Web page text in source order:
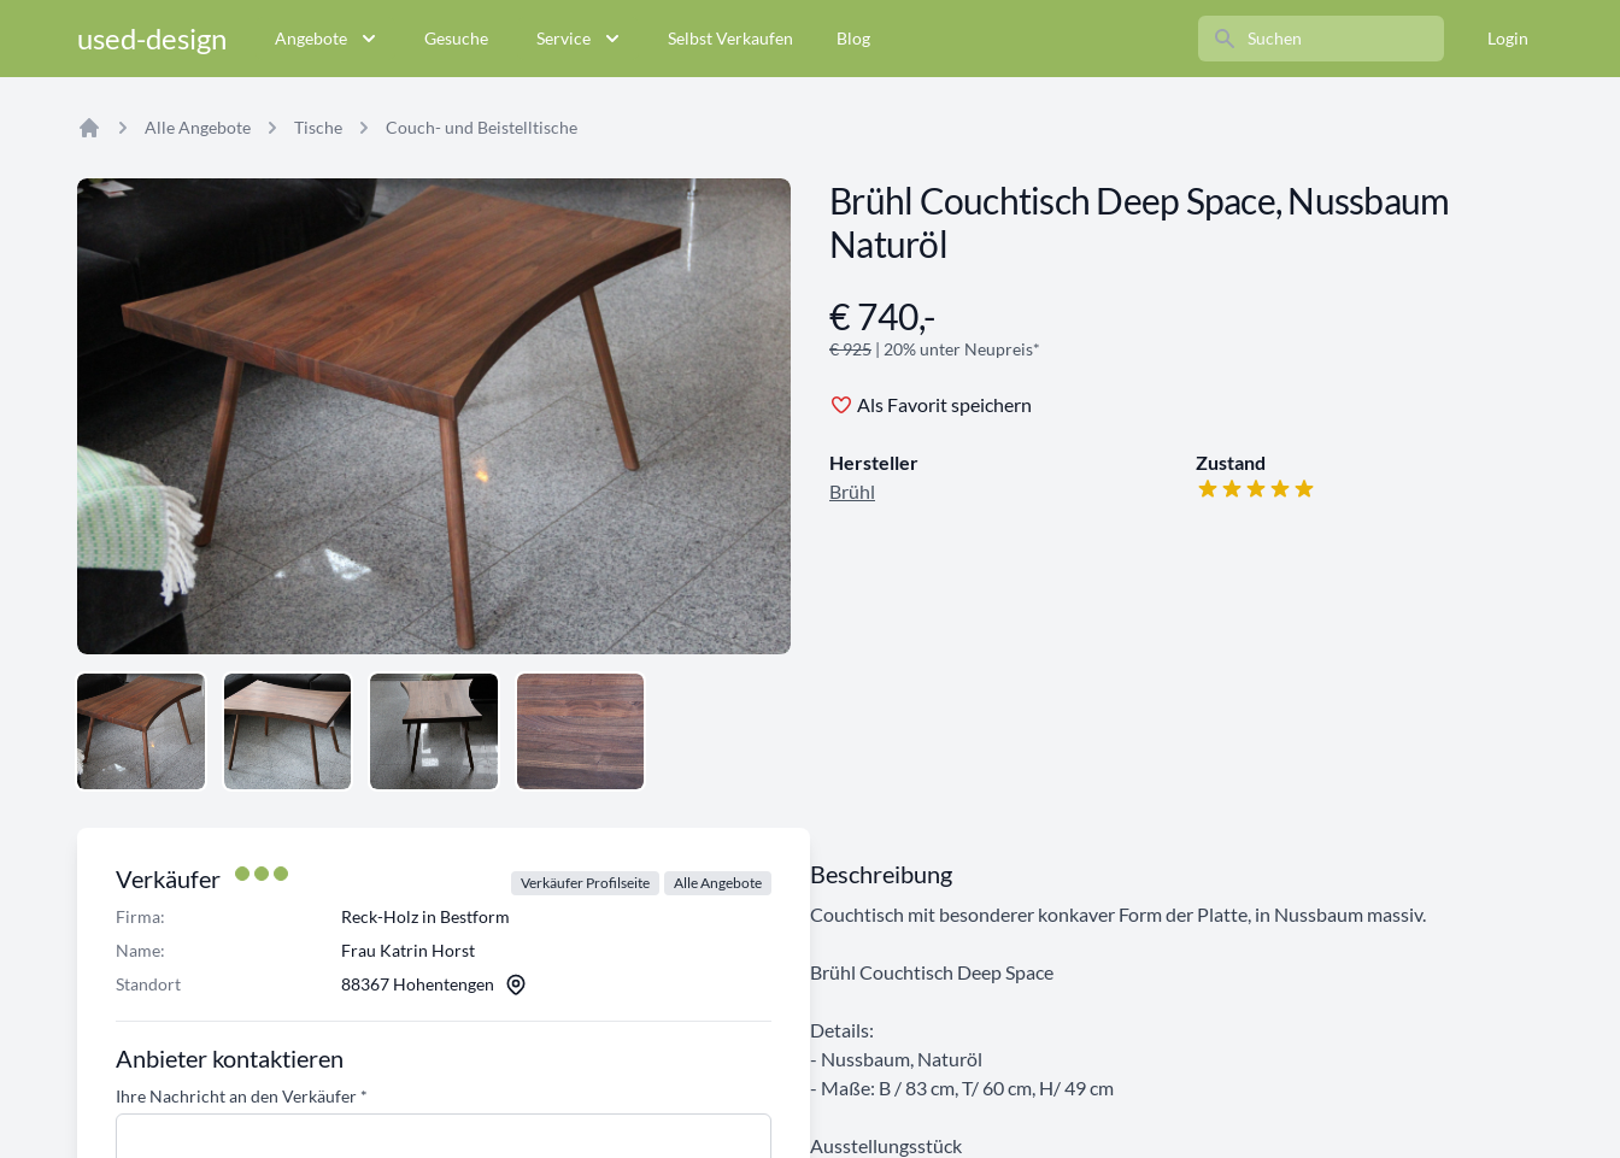
used-design Angebote Gesuche Service Selbst Verkaufen Blog Search Login
Alle Angebote Tische Couch- und Beistelltische
Brühl Couchtisch Deep Space, Nussbaum
Naturöl
Angebotsinformationen
€ 740,-
€ 925 | 20% unter Neupreis*
Als Favorit speichern
Hersteller
Brühl
Zustand
Verkäufer Verkäufer Profilseite Alle Angebote
Firma:
Reck-Holz in Bestform
Name:
Frau Katrin Horst
Standort
88367 Hohentengen
Anbieter kontaktieren
Ihre Nachricht an den Verkäufer *
Beschreibung
Couchtisch mit besonderer konkaver Form der Platte, in Nussbaum massiv.
Brühl Couchtisch Deep Space
Details:
- Nussbaum, Naturöl
- Maße: B / 83 cm, T/ 60 cm, H/ 49 cm
Ausstellungsstück